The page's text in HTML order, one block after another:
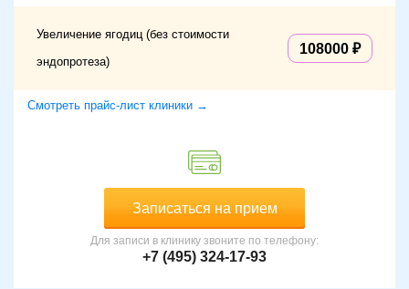
Увеличение ягодиц (без стоимости
эндопротеза)
108000
Смотреть прайс-лист клиники →
Записаться на прием
Для записи в клинику звоните по телефону:
+7 (495) 324-17-93